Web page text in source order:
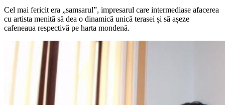
Cel mai fericit era „samsarul”, impresarul care intermediase afacerea
cu artista menită să dea o dinamică unică terasei și să așeze
cafeneaua respectivă pe harta mondenă.